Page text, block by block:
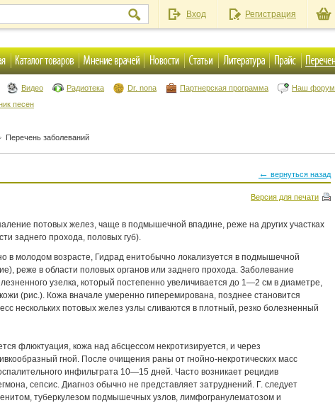
Вход Регистрация
Видео Радиотека Dr. nona Партнерская программа Наш форум
песен
Перечень заболеваний
← вернуться назад
Версия для печати
потовых желез, чаще в подмышечной впадине, реже на других участках
заднего прохода, половых губ).
в молодом возрасте, Гидрад енитобычно локализуется в подмышечной
реже в области половых органов или заднего прохода. Заболевание
узелка, который постепенно увеличивается до 1—2 см в диаметре,
(рис.). Кожа вначале умеренно гиперемирована, позднее становится
нескольких потовых желез узлы сливаются в плотный, резко болезненный
флюктуация, кожа над абсцессом некротизируется, и через
гной. После очищения раны от гнойно-некротических масс
инфильтрата 10—15 дней. Часто возникает рецидив
сепсис. Диагноз обычно не представляет затруднений. Г. следует
туберкулезом подмышечных узлов, лимфогранулематозом и